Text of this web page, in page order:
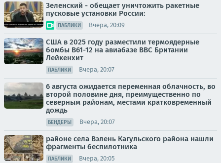
Зеленский - обещает уничтожить ракетные
пусковые установки России:
ПАБЛИКИ Вчера, 20:09
США в 2025 году разместили термоядерные
бомбы B61-12 на авиабазе ВВС Британии
Лейкенхит
ПАБЛИКИ Вчера, 20:07
6 августа ожидается переменная облачность, во
второй половине дня, преимущественно по
северным районам, местами кратковременный
дождь
БЕНДЕРЫ Вчера, 20:07
районе села Вэлень Кагульского района нашли
фрагменты беспилотника
ПАБЛИКИ Вчера, 20:05